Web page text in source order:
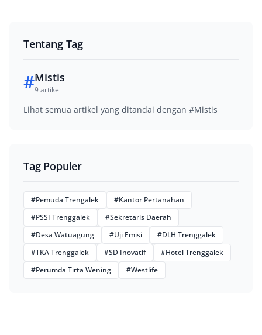
Tentang Tag
#Mistis
9 artikel
Lihat semua artikel yang ditandai dengan #Mistis
Tag Populer
#Pemuda Trengalek
#Kantor Pertanahan
#PSSI Trenggalek
#Sekretaris Daerah
#Desa Watuagung
#Uji Emisi
#DLH Trenggalek
#TKA Trenggalek
#SD Inovatif
#Hotel Trenggalek
#Perumda Tirta Wening
#Westlife